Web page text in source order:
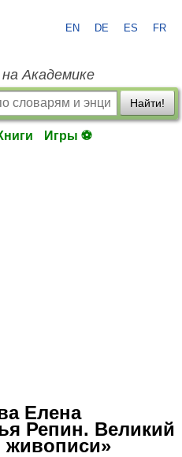
EN DE ES FR
Академике
Найти!
Игры ⚽
Елена
Репин. Великий
живописи»